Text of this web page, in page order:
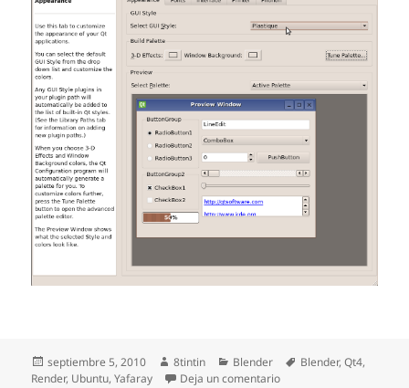
Publicado
el
septiembre 5, 2010 Autor
8tintin Categorías
Blender Etiquetas
Blender,Qt4,
Render, Ubuntu,Yafaray Deja un comentarioen Blender se cierra al